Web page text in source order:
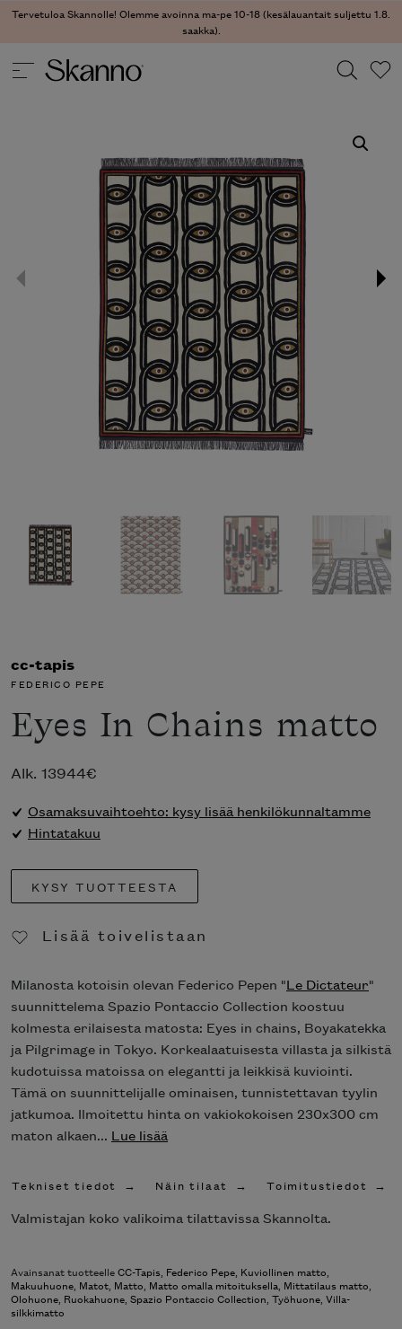
Tervetuloa Skannolle! Olemme avoinna ma-pe 10-18 (kesälauantait suljettu 1.8.
saakka).
Type 2 or more characters for results.
cc-tapis
FEDERICO PEPE
Eyes In Chains matto
Alk. 13944€
Osamaksuvaihtoehto: kysy lisää henkilökunnaltamme
Hintatakuu
KYSY TUOTTEESTA
Lisää toivelistaan
Milanosta kotoisin olevan Federico Pepen "Le Dictateur"
suunnittelema Spazio Pontaccio Collection koostuu
kolmesta erilaisesta matosta: Eyes in chains, Boyakatekka
ja Pilgrimage in Tokyo. Korkealaatuisesta villasta ja silkistä
kudotuissa matoissa on elegantti ja leikkisä kuviointi.
Tämä on suunnittelijalle ominaisen, tunnistettavan tyylin
jatkumoa. Ilmoitettu hinta on vakiokokoisen 230x300 cm
maton alkaen... Lue lisää
Tekniset tiedot Näin tilaat Toimitustiedot
Valmistajan koko valikoima tilattavissa Skannolta.
Avainsanat tuotteelleCC-Tapis, Federico Pepe, Kuviollinen matto,
Makuuhuone, Matot, Matto, Matto omalla mitoituksella, Mittatilaus matto,
Olohuone, Ruokahuone, Spazio Pontaccio Collection, Työhuone, Villa-
silkkimatto